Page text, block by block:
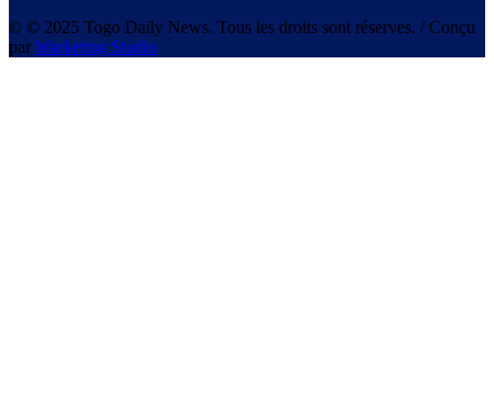
© © 2025 Togo Daily News. Tous les droits sont réserves. / Conçu
par Warketing Studio